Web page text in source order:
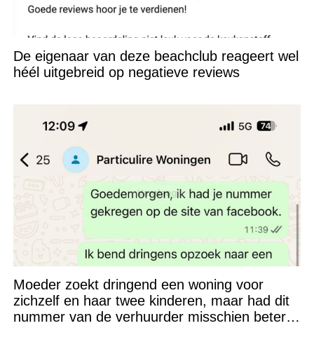
De eigenaar van deze beachclub reageert wel
héél uitgebreid op negatieve reviews
Moeder zoekt dringend een woning voor
zichzelf en haar twee kinderen, maar had dit
nummer van de verhuurder misschien beter